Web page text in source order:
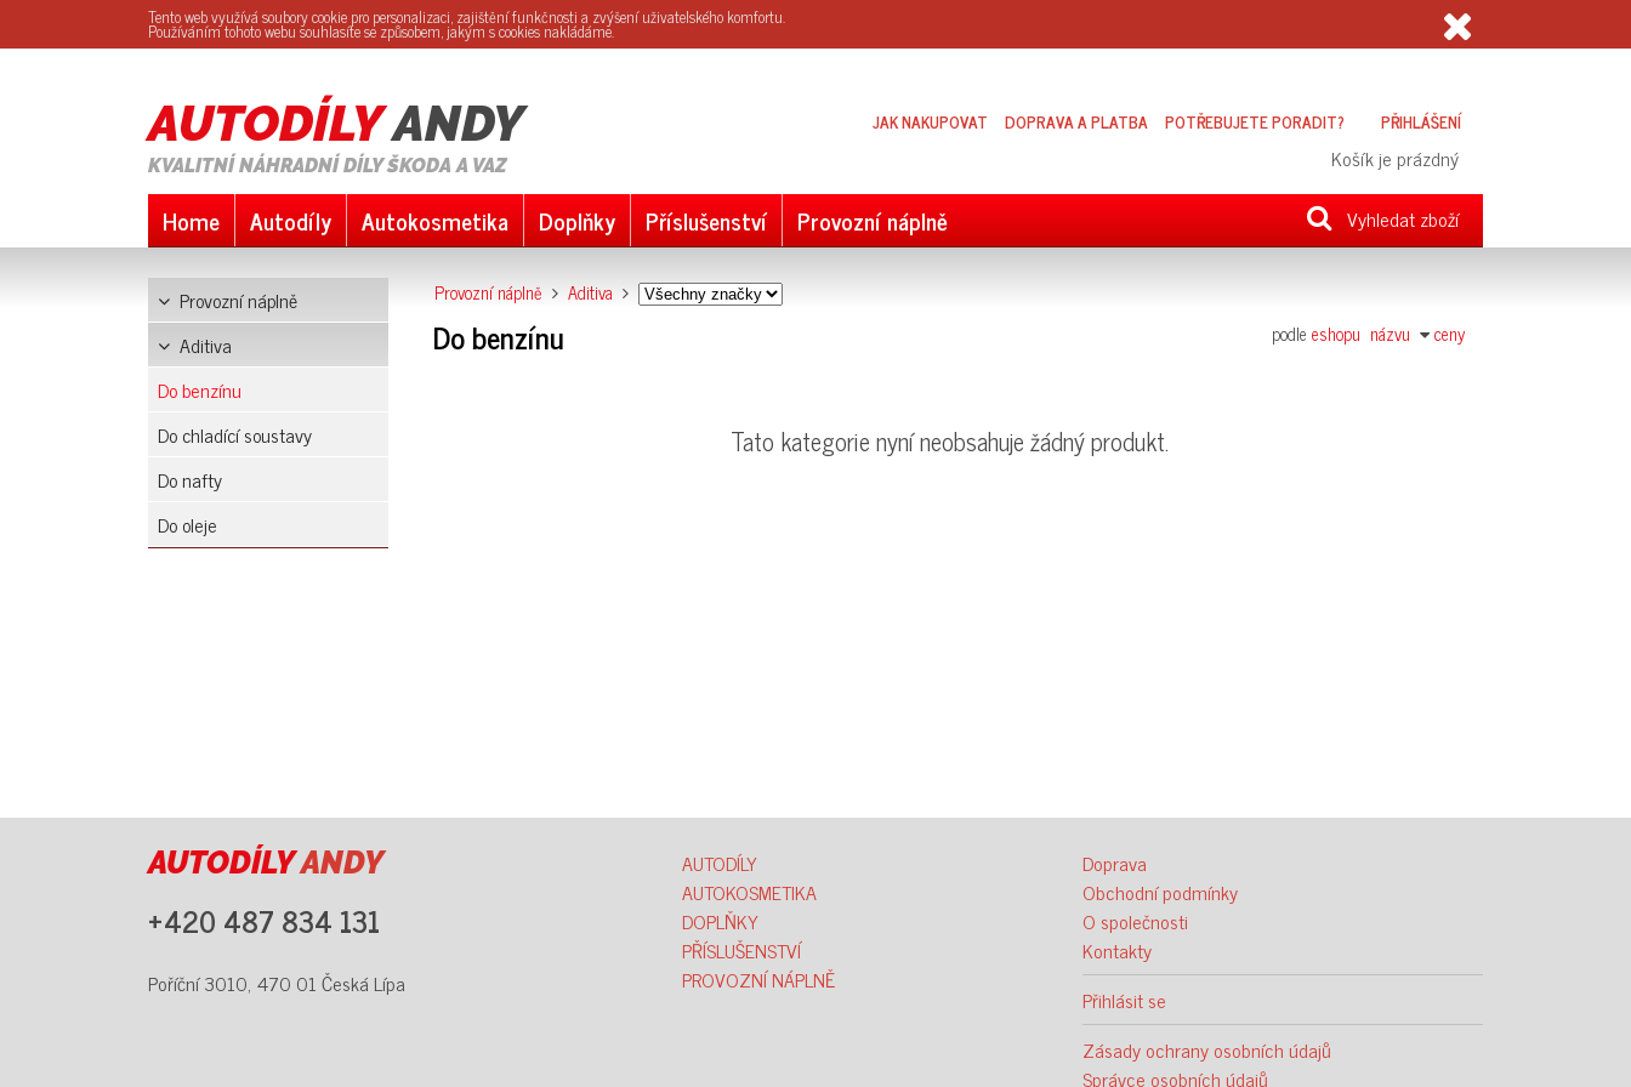
Tento web využívá soubory cookie pro personalizaci, zajištění funkčnosti a zvýšení uživatelského komfortu.
Používáním tohoto webu souhlasíte se způsobem, jakým s cookies nakládáme.
AUTODÍLYANDY
KVALITNÍ NÁHRADNÍ DÍLY ŠKODA A VAZ
JAK NAKUPOVAT DOPRAVA A PLATBA POTŘEBUJETE PORADIT? PŘIHLÁŠENÍ
Košík je prázdný
Home Autodíly Autokosmetika Doplňky Příslušenství Provozní náplně Vyhledat zboží
Provozní náplně
Aditiva
Do benzínu
Do chladící soustavy
Do nafty
Do oleje
Provozní náplně Aditiva
Do benzínu podle eshopu názvu ceny
Tato kategorie nyní neobsahuje žádný produkt.
AUTODÍLYANDY
+420 487 834 131
Poříční 3010, 470 01 Česká Lípa
AUTODÍLY
AUTOKOSMETIKA
DOPLŇKY
PŘÍSLUŠENSTVÍ
PROVOZNÍ NÁPLNĚ
Doprava
Obchodní podmínky
O společnosti
Kontakty
Přihlásit se
Zásady ochrany osobních údajů
Správce osobních údajů